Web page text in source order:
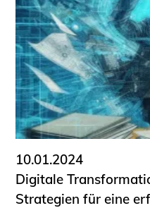
10.01.2024
Digitale
Strategien für eine